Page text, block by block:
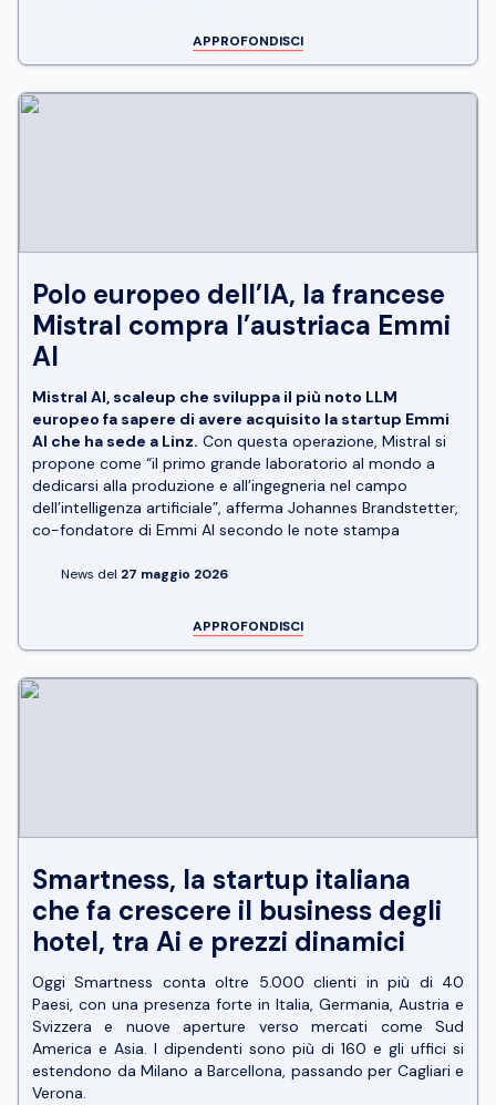
APPROFONDISCI
Polo europeo dell’IA, la francese
Mistral compra l’austriaca Emmi
AI
Mistral AI, scaleup che sviluppa il più noto LLM
europeo fa sapere di avere acquisito la startup Emmi
AI che ha sede a Linz. Con questa operazione, Mistral si
propone come “il primo grande laboratorio al mondo a
dedicarsi alla produzione e all’ingegneria nel campo
dell’intelligenza artificiale”, afferma Johannes Brandstetter,
co-fondatore di Emmi AI secondo le note stampa
News del 27 maggio 2026
APPROFONDISCI
Smartness, la startup italiana
che fa crescere il business degli
hotel, tra Ai e prezzi dinamici
Oggi Smartness conta oltre 5.000 clienti in più di 40
Paesi, con una presenza forte in Italia, Germania, Austria e
Svizzera e nuove aperture verso mercati come Sud
America e Asia. I dipendenti sono più di 160 e gli uffici si
estendono da Milano a Barcellona, passando per Cagliari e
Verona.